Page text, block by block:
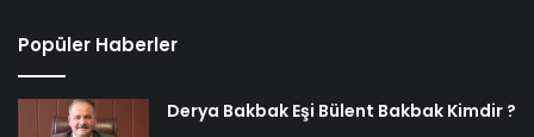
Popüler Haberler
Derya Bakbak Eşi Bülent Bakbak Kimdir ?